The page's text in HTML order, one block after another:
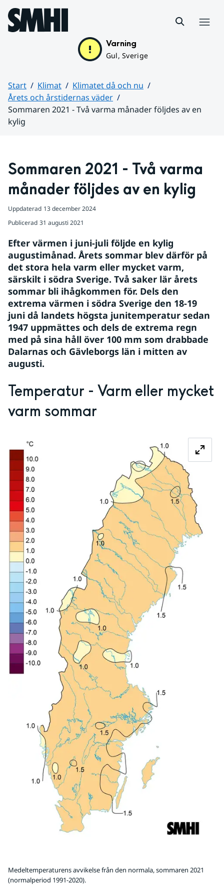
Hoppa till sidans innehåll
Varning
Gul, Sverige
Start Klimat
Klimatet då och nu
Årets och årstidernas väder
Sommaren 2021 - Två varma månader följdes av en
kylig
Sommaren 2021 - Två varma
månader följdes av en kylig
Uppdaterad 13 december 2024
Publicerad 31 augusti 2021
Efter värmen i juni-juli följde en kylig
augustimånad. Årets sommar blev därför på
det stora hela varm eller mycket varm,
särskilt i södra Sverige. Två saker lär årets
sommar bli ihågkommen för. Dels den
extrema värmen i södra Sverige den 18-19
juni då landets högsta junitemperatur sedan
1947 uppmättes och dels de extrema regn
med på sina håll över 100 mm som drabbade
Dalarnas och Gävleborgs län i mitten av
augusti.
Temperatur - Varm eller mycket
varm sommar
Medeltemperaturens avvikelse från den normala, sommaren 2021
(normalperiod 1991-2020).